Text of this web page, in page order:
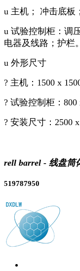
u 主机； 冲击底板；
u 试验控制柜：调
电器及线路；护栏。
u 外形尺寸
? 主机：1500 x
? 试验控制柜：800
? 安装尺寸：2500
rell barrel - 线盘筒
519787950